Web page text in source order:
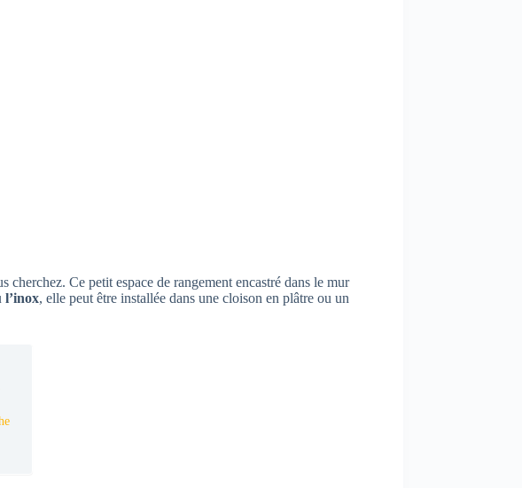
cherchez. Ce petit espace de rangement encastré dans le mur
l’inox, elle peut être installée dans une cloison en plâtre ou un